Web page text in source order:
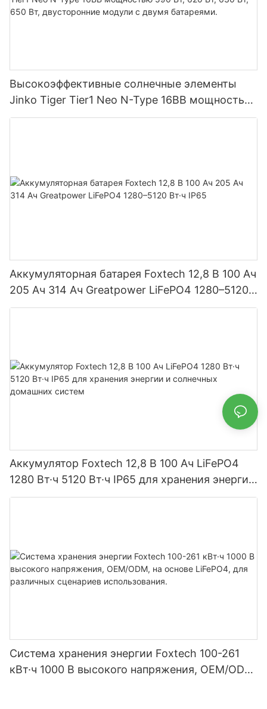
Высокоэффективные солнечные элементы
Jinko Tiger Tier1 Neo N-Type 16BB мощностью
590 Вт, 620 Вт, 630 Вт, 650 Вт, двусторонние
Аккумуляторная батарея Foxtech 12,8 В 100 Ач
205 Ач 314 Ач Greatpower LiFePO4 1280–5120
Вт·ч IP65
Аккумулятор Foxtech 12,8 В 100 Ач LiFePO4
1280 Вт·ч 5120 Вт·ч IP65 для хранения энергии
и солнечных домашних систем
Система хранения энергии Foxtech 100-261
кВт·ч 1000 В высокого напряжения, OEM/ODM,